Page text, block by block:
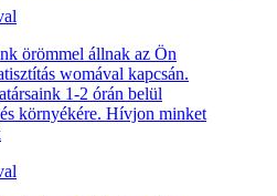
örömmel állnak az Ön
womával kapcsán.
1-2 órán belül
környékére. Hívjon minket